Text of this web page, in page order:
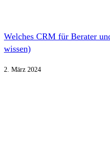
Welches CRM für Berater
wissen)
2. März 2024